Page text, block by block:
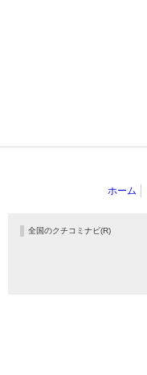
ホーム
全国のクチコミナビ(R)